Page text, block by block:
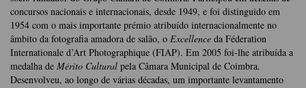
concursos nacionais e internacionais, desde 1949, e foi distinguido em
1954 com o mais importante prémio atribuído internacionalmente no
âmbito da fotografia amadora de salão, o Excellence da Féderation
Internationale d’Art Photographique (FIAP). Em 2005 foi-lhe atribuída a
medalha de Mérito Cultural pela Câmara Municipal de Coimbra.
Desenvolveu, ao longo de várias décadas, um importante levantamento